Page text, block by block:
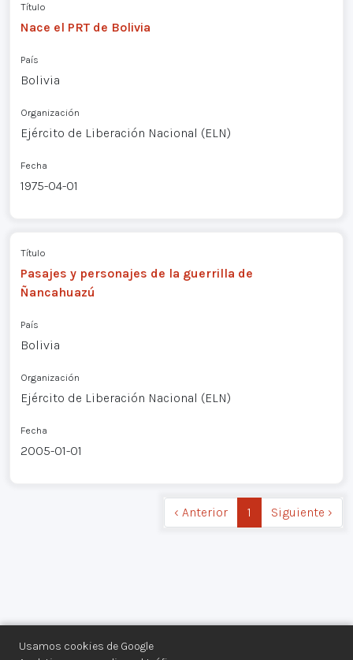
Usamos cookies de Google
Título
Nace el PRT de Bolivia
País
Bolivia
Organización
Ejército de Liberación Nacional (ELN)
Fecha
1975-04-01
Título
Pasajes y personajes de la guerrilla de
Ñancahuazú
País
Bolivia
Organización
Ejército de Liberación Nacional (ELN)
Fecha
2005-01-01
‹ Anterior 1 Siguiente ›